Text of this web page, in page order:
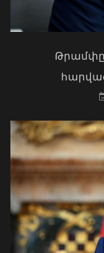
Հարավային
անվտանգ,
ԱՄՆ
09 Օգոստոս, 2026
Կաթողիկոսը
կանգնի, եթե
արտաքին
դարձել.
07 Օգոստոս, 2026
Թրամփը